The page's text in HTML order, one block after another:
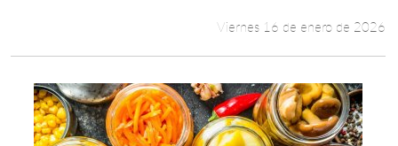
Viernes 16 de enero de 2026